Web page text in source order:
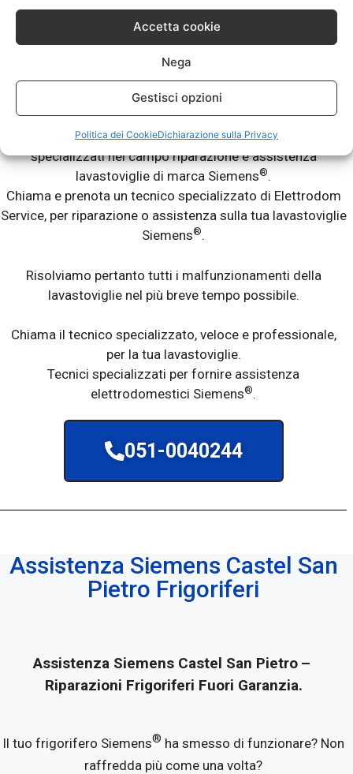
Accetta cookie
Nega
Gestisci opzioni
Politica dei CookieDichiarazione sulla Privacy
Assistenza Siemens Castel San Pietro
Riparazioni Lavastoviglie Fuori Garanzia.
La tua lavastoviglie Siemens®ti da dei problemi? Non lava
bene? Lascia le stoviglie sporche? Abbiamo tecnici
specializzati nel campo riparazione e assistenza
lavastoviglie di marca Siemens®.
Chiama e prenota un tecnico specializzato di Elettrodom
Service, per riparazione o assistenza sulla tua lavastoviglie
Siemens®.
Risolviamo pertanto tutti i malfunzionamenti della
lavastoviglie nel più breve tempo possibile.
Chiama il tecnico specializzato, veloce e professionale,
per la tua lavastoviglie.
Tecnici specializzati per fornire assistenza
elettrodomestici Siemens®.
051-0040244
Assistenza Siemens Castel San
Pietro Frigoriferi
Assistenza Siemens Castel San Pietro –
Riparazioni Frigoriferi Fuori Garanzia.
Il tuo frigorifero Siemens® ha smesso di funzionare? Non
raffredda più come una volta?